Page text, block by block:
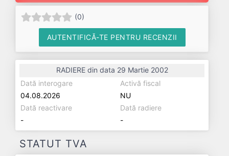
(0)
AUTENTIFICĂ-TE PENTRU RECENZII
RADIERE din data 29 Martie 2002
Dată interogare
04.08.2026
Activă fiscal
NU
Dată reactivare
-
Dată radiere
-
STATUT TVA